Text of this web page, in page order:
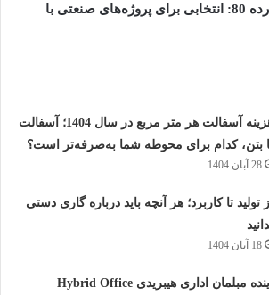
لوله مانیسمان چینی رده 80: انتخابی برای پروژه‌های صنعتی با
هزینه آسفالت هر متر مربع در سال 1404؛ آسفالت
بتن، کدام برای محوطه شما به‌صرفه‌تر است؟
28 آبان 1404
از تولید تا کاربرد؛ هر آنچه باید درباره گاری دستی
18 آبان 1404
آینده مبلمان اداری هیبریدی Hybrid Office